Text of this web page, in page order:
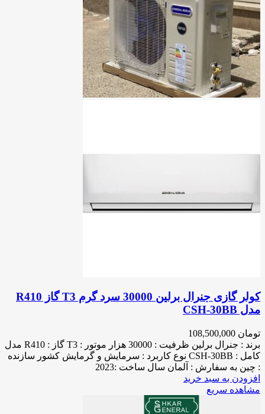
کولر گازی جنرال برلین 30000 سرد گرم T3 گاز R410
مدل CSH-30BB
تومان
برند : جنرال برلین ظرفیت : 30000 هزار موتور : T3 گاز : R410 مدل
کامل : CSH-30BB نوع کاربرد : سرمایش و گرمایش کشور سازنده
: چین به سفارش : آلمان سال ساخت :2023
افزودن به سبد خرید
مشاهده سریع